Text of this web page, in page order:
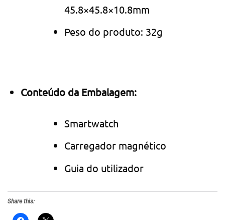
45.8×45.8×10.8mm
Peso do produto: 32g
Conteúdo da Embalagem:
Smartwatch
Carregador magnético
Guia do utilizador
Share this: